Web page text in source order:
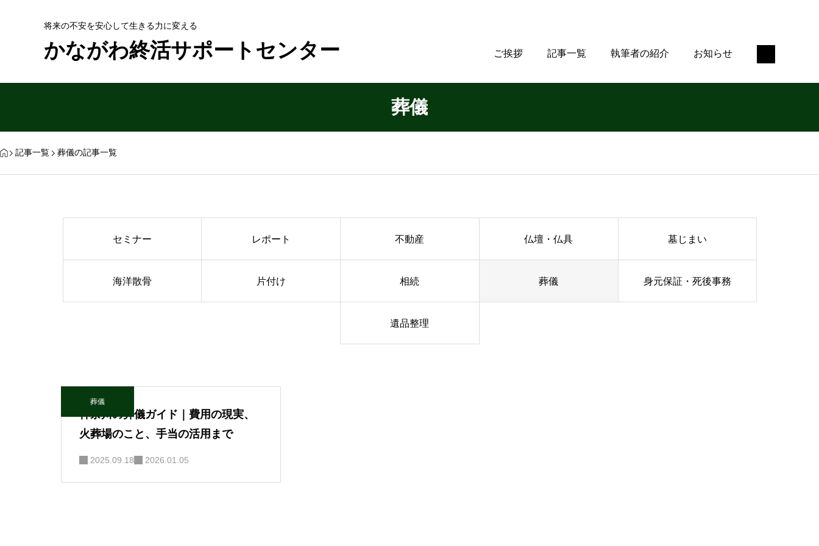
将来の不安を安心して生きる力に変える
かながわ終活サポートセンター ご挨拶 記事一覧 執筆者の紹介 お知らせ
葬儀
記事一覧 葬儀の記事一覧
セミナー レポート 不動産 仏壇・仏具 墓じまい
海洋散骨 片付け 相続 葬儀 身元保証・死後事務
遺品整理
葬儀
神奈川の葬儀ガイド｜費用の現実、
火葬場のこと、手当の活用まで
2025.09.18 2026.01.05